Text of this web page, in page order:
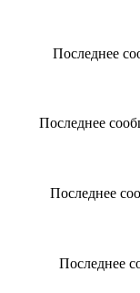
Последнее
Последнее
Последнее
Последнее